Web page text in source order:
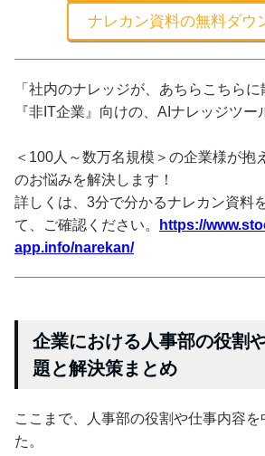
ナレカン資料の無料ダウ
「社内のナレッジが、あちらこちらに
『非IT企業』向けの、AIナレッジツー
＜100人～数万名規模＞の企業様が抱
のお悩みを解決します！
詳しくは、3分で分かるナレカン資料
て、ご確認ください。
https://
app.info/narekan/
企業における人事部の役割
題と解決策まとめ
ここまで、人事部の役割や仕事内容を
た。